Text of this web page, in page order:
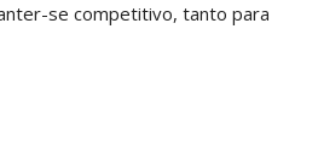
se competitivo, tanto para